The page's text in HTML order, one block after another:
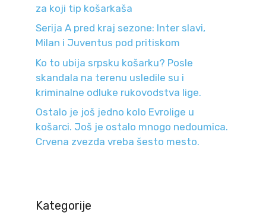
za koji tip košarkaša
Serija A pred kraj sezone: Inter slavi,
Milan i Juventus pod pritiskom
Ko to ubija srpsku košarku? Posle
skandala na terenu usledile su i
kriminalne odluke rukovodstva lige.
Ostalo je još jedno kolo Evrolige u
košarci. Još je ostalo mnogo nedoumica.
Crvena zvezda vreba šesto mesto.
Kategorije